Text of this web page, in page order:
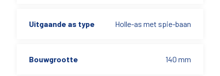
Uitgaande as type Holle-as met spie-baan
Bouwgrootte 140 mm